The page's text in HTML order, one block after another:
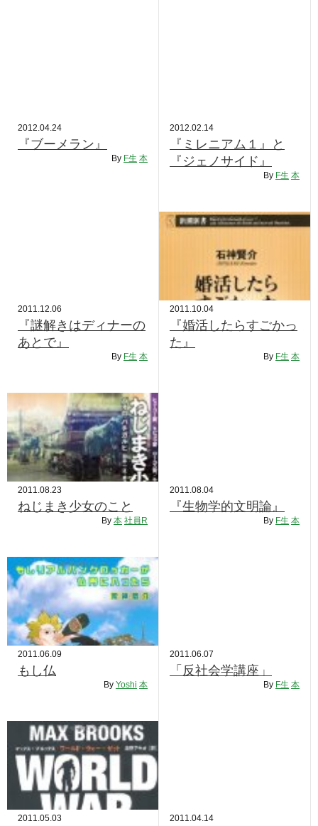
2012.04.24
『ブーメラン』
By F生 本
2012.02.14
『ミレニアム１』と
『ジェノサイド』
By F生 本
2011.12.06
『謎解きはディナーの
あとで』
By F生 本
2011.10.04
『婚活したらすごかっ
た』
By F生 本
2011.08.23
ねじまき少女のこと
By 本 社員R
2011.08.04
『生物学的文明論』
By F生 本
2011.06.09
もし仏
By Yoshi 本
2011.06.07
「反社会学講座」
By F生 本
2011.05.03 2011.04.14